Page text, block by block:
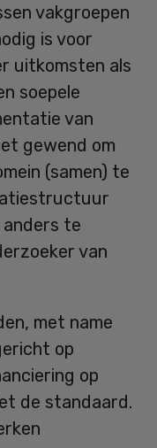
vakgroepen
is voor
uitkomsten als
soepele
van
gewend om
(samen) te
te
van
met name
op
op
de standaard.